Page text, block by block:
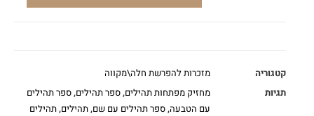
קטגוריה
מזכרות להפרשת חלה\מקווה
תגיות
מחזיק מפתחות תהילים,ספר תהילים,ספר תהילים
עם הטבעה,ספר תהילים עם שם,תהילים,תהילים